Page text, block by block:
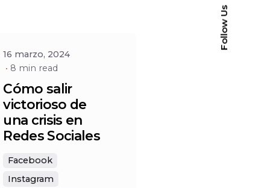
Follow Us
16 marzo, 2024
8 min read
Cómo salir
victorioso de
una crisis en
Redes Sociales
Facebook
Instagram